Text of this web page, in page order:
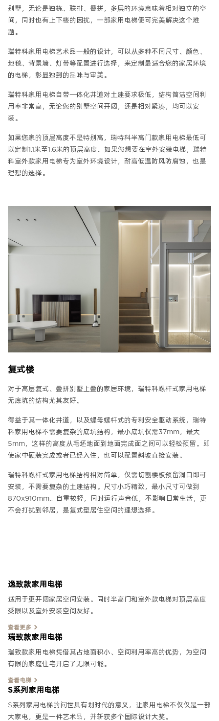
别墅，无论是独栋、联排、叠拼，多层的环境意味着相对独立的空
间，同时也有上下楼的困扰，一部家用电梯便可完美解决这个难
题。
瑞特科家用电梯艺术品一般的设计，可以从多种不同尺寸、颜色、
地毯、背景墙、灯带等配置进行选择，来定制最适合您的家居环境
的电梯，彰显独到的品味与审美。
瑞特科家用电梯自带一体化井道对土建要求极低，结构简洁空间利
用率非常高，无论您的别墅空间开阔，还是相对紧凑，均可以安
装。
如果您家的顶层高度不是特别高，瑞特科半高门款家用电梯最低可
以定制1.1米至1.6米的顶层高度。如果您想要在室外安装电梯，瑞特
科室外款家用电梯专为室外环境设计，耐高低温防风防腐蚀，也是
理想的选择。
复式楼
对于高层复式、叠拼别墅上叠的家居环境，瑞特科螺杆式家用电梯
无底坑的结构尤其友好。
得益于其一体化井道，以及螺母螺杆式的专利安全驱动系统，瑞特
科家用电梯不需要复杂的底坑结构，最小底坑仅需37mm，最大
5mm，这样的高度从毛坯地面到地面完成面之间可以轻松预留。即
使家中硬装完成或者已经入住，也可以配置斜坡直接安装。
瑞特科螺杆式家用电梯结构相对简单，仅需切割楼板预留洞口即可
安装，不需要复杂的土建结构。尺寸小巧精致，最小尺寸可做到
870x910mm。自重较轻，同时运行声音低，不影响日常生活，更
不会打扰到邻居，是复式型居住空间的理想选择。
逸致款家用电梯
适用于更开阔家居空间安装。同时半高门和室外款电梯对顶层高度
受限以及室外安装空间友好。
查看更多
瑞致款家用电梯
瑞致款家用电梯凭借其占地面积小、空间利用率高的优势，为空间
有限的家庭住宅开启了无限可能。
查看电梯
S系列家用电梯
S系列家用电梯的问世具有划时代的意义，让家用电梯不仅仅是一部
大家电，更是一件艺术品，并斩获多个国际设计大奖。